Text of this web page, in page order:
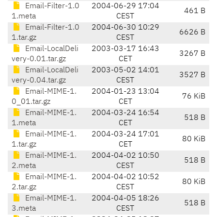
Email-Filter-1.0
1.meta
2004-06-29 17:04
CEST
461 B
Email-Filter-1.0
1.tar.gz
2004-06-30 10:29
CEST
6626 B
Email-LocalDeli
very-0.01.tar.gz
2003-03-17 16:43
CET
3267 B
Email-LocalDeli
very-0.04.tar.gz
2003-05-02 14:01
CEST
3527 B
Email-MIME-1.
0_01.tar.gz
2004-01-23 13:04
CET
76 KiB
Email-MIME-1.
1.meta
2004-03-24 16:54
CET
518 B
Email-MIME-1.
1.tar.gz
2004-03-24 17:01
CET
80 KiB
Email-MIME-1.
2.meta
2004-04-02 10:50
CEST
518 B
Email-MIME-1.
2.tar.gz
2004-04-02 10:52
CEST
80 KiB
Email-MIME-1.
3.meta
2004-04-05 18:26
CEST
518 B